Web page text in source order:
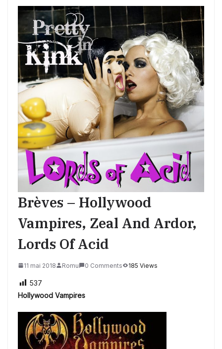
Brèves – Hollywood
Vampires, Zeal And Ardor,
Lords Of Acid
11 mai 2018 Romu 0 Comments 185 Views
537
Hollywood Vampires